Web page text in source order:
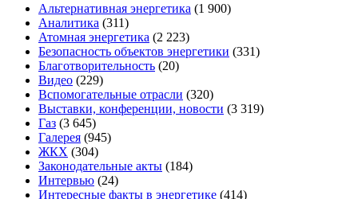
Альтернативная энергетика (1 900)
Аналитика (311)
Атомная энергетика (2 223)
Безопасность объектов энергетики (331)
Благотворительность (20)
Видео (229)
Вспомогательные отрасли (320)
Выставки, конференции, новости (3 319)
Газ (3 645)
Галерея (945)
ЖКХ (304)
Законодательные акты (184)
Интервью (24)
Интересные факты в энергетике (414)